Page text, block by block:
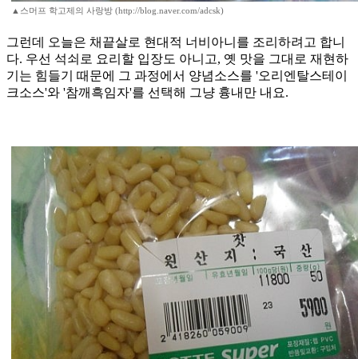
▲스머프 학고제의 사랑방 (http://blog.naver.com/adcsk)
그런데 오늘은 채끝살로 현대적 너비아니를 조리하려고 합니
다. 우선 석쇠로 요리할 입장도 아니고, 옛 맛을 그대로 재현하
기는 힘들기 때문에 그 과정에서 양념소스를 '오리엔탈스테이
크소스'와 '참깨흑임자'를 선택해 그냥 흉내만 내요.